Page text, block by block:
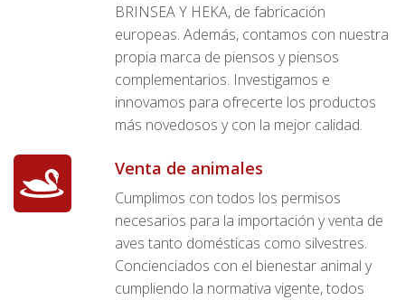
BRINSEA Y HEKA, de fabricación
europeas. Además, contamos con nuestra
propia marca de piensos y piensos
complementarios. Investigamos e
innovamos para ofrecerte los productos
más novedosos y con la mejor calidad.
Venta de animales
Cumplimos con todos los permisos
necesarios para la importación y venta de
aves tanto domésticas como silvestres.
Concienciados con el bienestar animal y
cumpliendo la normativa vigente, todos